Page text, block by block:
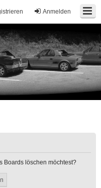
Anmelden
Boards löschen möchtest?